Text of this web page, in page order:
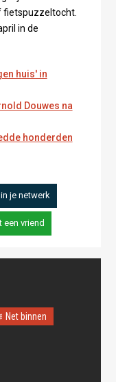
fietspuzzeltocht.
in de
huis' in
Douwes na
honderden
je netwerk
een vriend
Net binnen